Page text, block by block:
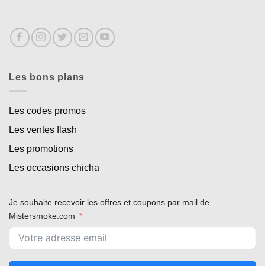
Les bons plans
Les codes promos
Les ventes flash
Les promotions
Les occasions chicha
Je souhaite recevoir les offres et coupons par mail de
Mistersmoke.com